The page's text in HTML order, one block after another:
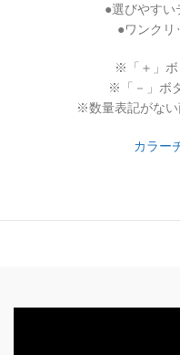
●選びやすい
●ワンクリ
※「＋」ボ
※「－」ボ
※数量表記がない
カラー